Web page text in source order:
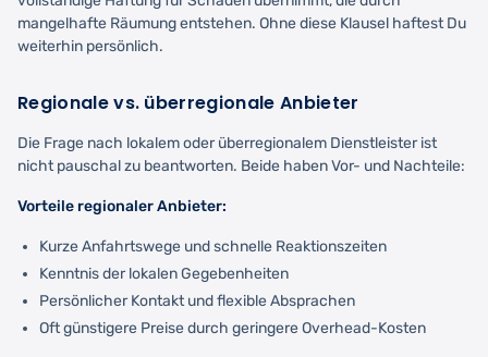
mangelhafte Räumung entstehen. Ohne diese Klausel haftest Du
weiterhin persönlich.
Regionale vs. überregionale Anbieter
Die Frage nach lokalem oder überregionalem Dienstleister ist
nicht pauschal zu beantworten. Beide haben Vor- und Nachteile:
Vorteile regionaler Anbieter:
Kurze Anfahrtswege und schnelle Reaktionszeiten
Kenntnis der lokalen Gegebenheiten
Persönlicher Kontakt und flexible Absprachen
Oft günstigere Preise durch geringere Overhead-Kosten